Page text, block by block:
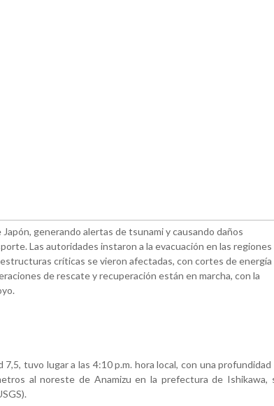
generando alertas de tsunami y causando daños
Las autoridades instaron a la evacuación en las regiones
críticas se vieron afectadas, con cortes de energía
de rescate y recuperación están en marcha, con la
tuvo lugar a las 4:10 p.m. hora local, con una
al noreste de Anamizu en la prefectura de Ishikawa,